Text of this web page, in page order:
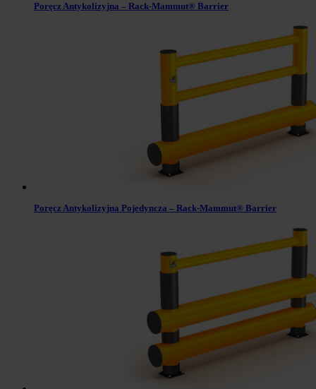
Poręcz Antykolizyjna – Rack-Mammut® Barrier
Poręcz Antykolizyjna Pojedyncza – Rack-Mammut® Barrier